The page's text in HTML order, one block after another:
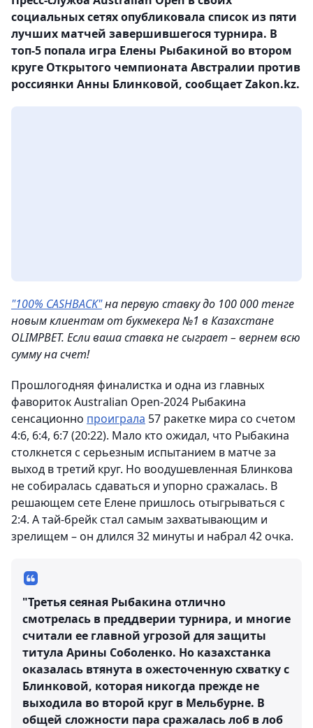
социальных сетях опубликовала список из пяти
лучших матчей завершившегося турнира. В
топ-5 попала игра Елены Рыбакиной во втором
круге Открытого чемпионата Австралии против
россиянки Анны Блинковой, сообщает Zakon.kz.
"100% CASHBACK"на первую ставку до 100 000 тенге
новым клиентам от букмекера №1 в Казахстане
OLIMPBET. Если ваша ставка не сыграет – вернем всю
сумму на счет!
Прошлогодняя финалистка и одна из главных
фавориток Australian Open-2024 Рыбакина
сенсационно проиграла 57 ракетке мира со счетом
4:6, 6:4, 6:7 (20:22). Мало кто ожидал, что Рыбакина
столкнется с серьезным испытанием в матче за
выход в третий круг. Но воодушевленная Блинкова
не собиралась сдаваться и упорно сражалась. В
решающем сете Елене пришлось отыгрываться с
2:4. А тай-брейк стал самым захватывающим и
зрелищем – он длился 32 минуты и набрал 42 очка.
"Третья сеяная Рыбакина отлично
смотрелась в преддверии турнира, и многие
считали ее главной угрозой для защиты
титула Арины Соболенко. Но казахстанка
оказалась втянута в ожесточенную схватку с
Блинковой, которая никогда прежде не
выходила во второй круг в Мельбурне. В
общей сложности пара сражалась лоб в лоб